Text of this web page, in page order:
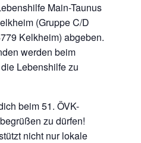
Main-Taunus
(Gruppe C/D
Kelkheim) abgeben.
werden beim
Lebenshilfe zu
beim 51. ÖVK-
zu dürfen!
nicht nur lokale